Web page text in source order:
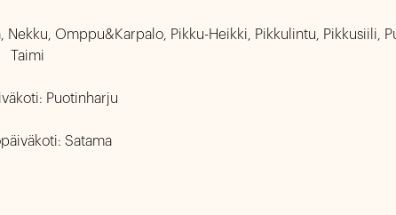
Omppu&Karpalo, Pikku-Heikki, Pikkulintu, Pikkusiili,
Taimi
Puotinharju